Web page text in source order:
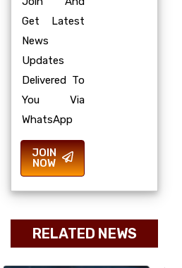
Get Latest
News
Updates
Delivered To
You Via
WhatsApp
JOIN
NOW
RELATED NEWS